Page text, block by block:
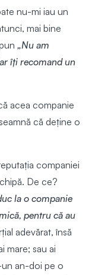
nu-mi iau un
mai bine
„Nu am
îți recomand un
acea companie
că deține o
companiei
De ce?
la o companie
pentru că au
adevărat, însă
mare; sau ai
an-doi pe o